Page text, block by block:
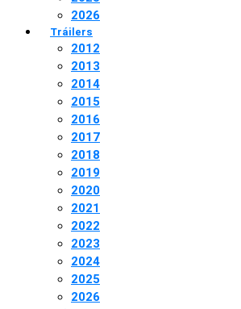
2026
Tráilers
2012
2013
2014
2015
2016
2017
2018
2019
2020
2021
2022
2023
2024
2025
2026